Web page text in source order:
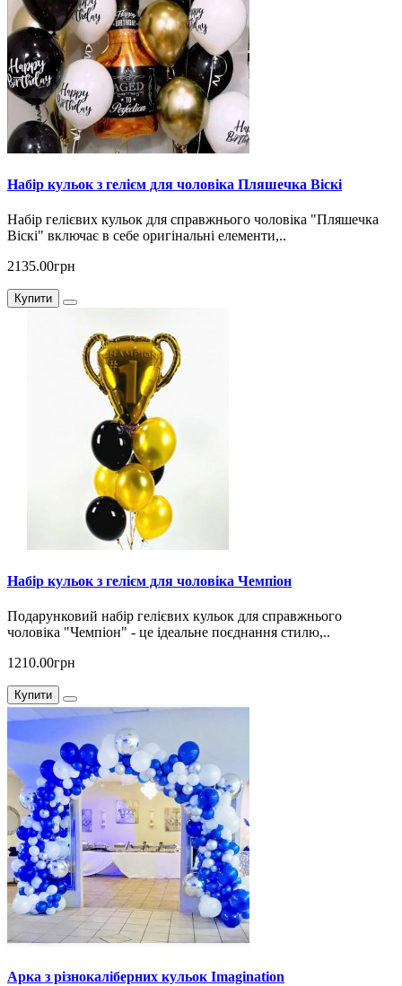
Набір кульок з гелієм для чоловіка Пляшечка Віскі
Набір гелієвих кульок для справжнього чоловіка "Пляшечка
Віскі" включає в себе оригінальні елементи,..
2135.00грн
Купити
Набір кульок з гелієм для чоловіка Чемпіон
Подарунковий набір гелієвих кульок для справжнього
чоловіка "Чемпіон" - це ідеальне поєднання стилю,..
1210.00грн
Купити
Арка з різнокаліберних кульок Imagination